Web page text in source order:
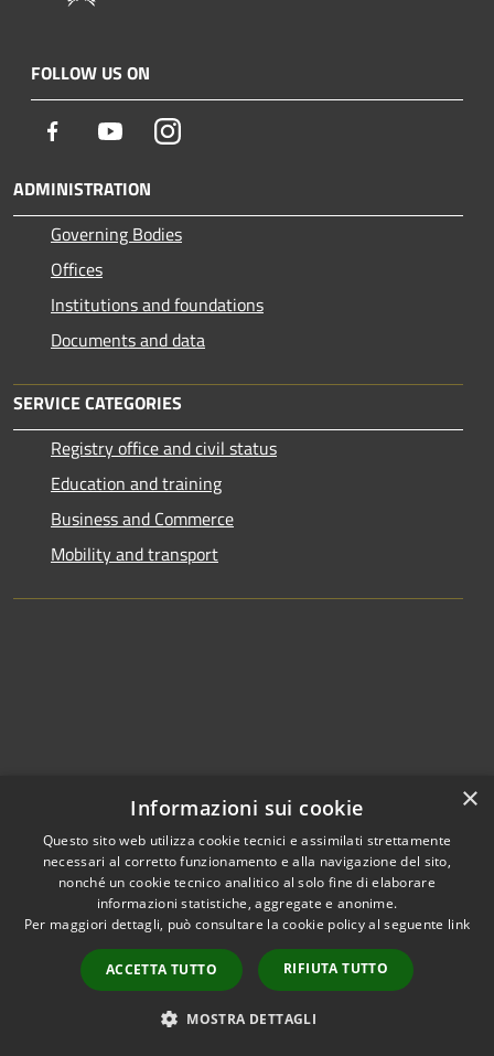
FOLLOW US ON
Facebook YoutubeInstagram
ADMINISTRATION
Governing Bodies
Offices
Institutions and foundations
Documents and data
SERVICE CATEGORIES
Registry office and civil status
Education and training
Business and Commerce
Mobility and transport
News
Press releases
Notices
LIVING THE MUNICIPALITY
×
Informazioni sui cookie
Questo sito web utilizza cookie tecnici e assimilati strettamente
necessari al corretto funzionamento e alla navigazione del sito,
nonché un cookie tecnico analitico al solo fine di elaborare
informazioni statistiche, aggregate e anonime.
Per maggiori dettagli, può consultare la cookie policy al seguente link
ACCETTA TUTTO RIFIUTA TUTTO
MOSTRA DETTAGLI